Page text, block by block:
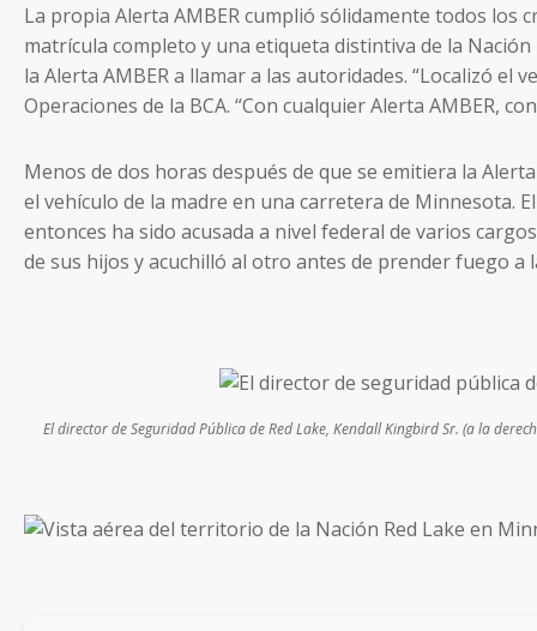
La propia Alerta AMBER cumplió sólidamente todos los
matrícula completo y una etiqueta distintiva de la
la Alerta AMBER a llamar a las autoridades. “Localizó el
Operaciones de la BCA. “Con cualquier Alerta AMBER,
Menos de dos horas después de que se emitiera la
el vehículo de la madre en una carretera de Minnesota.
entonces ha sido acusada a nivel federal de varios
de sus hijos y acuchilló al otro antes de prender fuego a
El director de Seguridad Pública de Red Lake, Kendall Kingbird Sr. (a la